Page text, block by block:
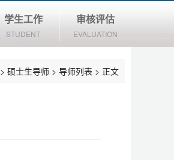
学生工作
STUDENT
审核评估
EVALUATION
> 硕士生导师 > 导师列表 > 正文